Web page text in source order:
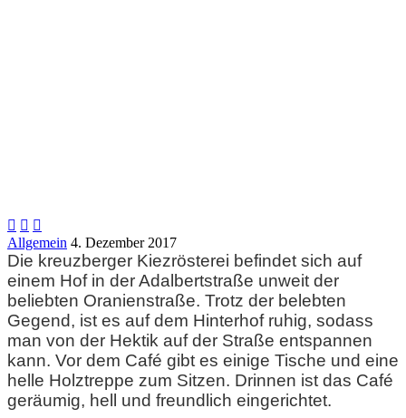
  
Allgemein 4. Dezember 2017
Die kreuzberger Kiezrösterei befindet sich auf
einem Hof in der Adalbertstraße unweit der
beliebten Oranienstraße. Trotz der belebten
Gegend, ist es auf dem Hinterhof ruhig, sodass
man von der Hektik auf der Straße entspannen
kann. Vor dem Café gibt es einige Tische und eine
helle Holztreppe zum Sitzen. Drinnen ist das Café
geräumig, hell und freundlich eingerichtet.